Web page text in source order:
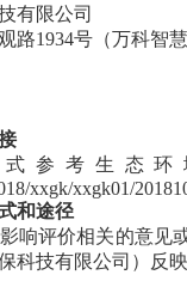
有限公司
路1934号（万科智
参考生态
xxgk/xxgk01/
和途径
响评价相关的意见
科技有限公司）反映